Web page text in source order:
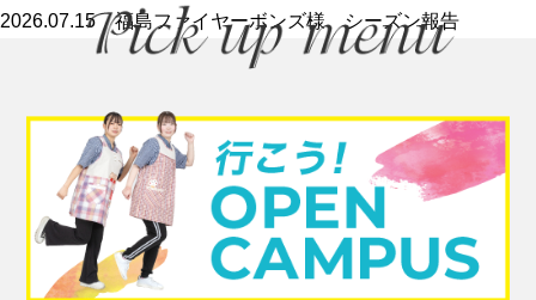
2026.07.15福島ファイヤーボンズ様 シーズン報告